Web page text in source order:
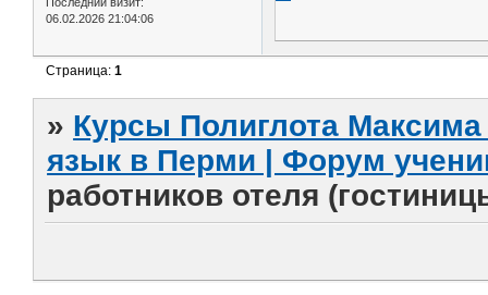
06.02.2026 21:04:06
Страница:1
» Курсы Полиглота
язык в Перми | Форум
работников отеля